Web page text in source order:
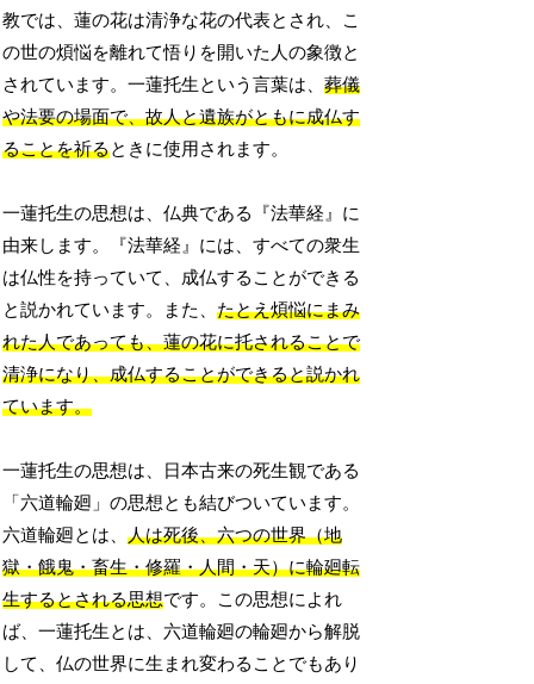
教では、蓮の花は清浄な花の代表とされ、こ
の世の煩悩を離れて悟りを開いた人の象徴と
されています。一蓮托生という言葉は、葬儀
や法要の場面で、故人と遺族がともに成仏す
ることを祈るときに使用されます。
一蓮托生の思想は、仏典である『法華経』に
由来します。『法華経』には、すべての衆生
は仏性を持っていて、成仏することができる
と説かれています。また、たとえ煩悩にまみ
れた人であっても、蓮の花に托されることで
清浄になり、成仏することができると説かれ
ています。
一蓮托生の思想は、日本古来の死生観である
「六道輪廻」の思想とも結びついています。
六道輪廻とは、人は死後、六つの世界（地
獄・餓鬼・畜生・修羅・人間・天）に輪廻転
生するとされる思想です。この思想によれ
ば、一蓮托生とは、六道輪廻の輪廻から解脱
して、仏の世界に生まれ変わることでもあり